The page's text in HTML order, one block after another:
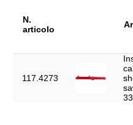
N.
articolo
117.4273